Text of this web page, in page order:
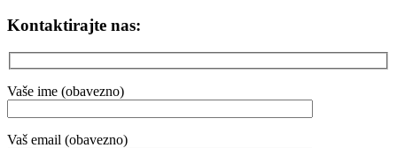
Kontaktirajte nas:
Vaše ime (obavezno)
Vaš email (obavezno)